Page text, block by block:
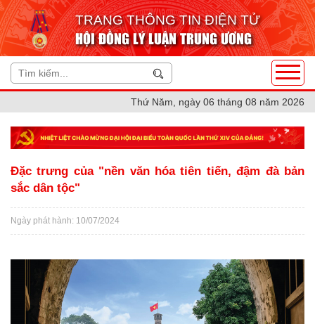
TRANG THÔNG TIN ĐIỆN TỬ
HỘI ĐỒNG LÝ LUẬN TRUNG ƯƠNG
Thứ Năm, ngày 06 tháng 08 năm 2026
Đặc trưng của "nền văn hóa tiên tiến, đậm đà bản
sắc dân tộc"
Ngày phát hành: 10/07/2024